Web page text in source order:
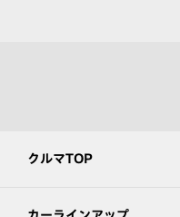
クルマTOP